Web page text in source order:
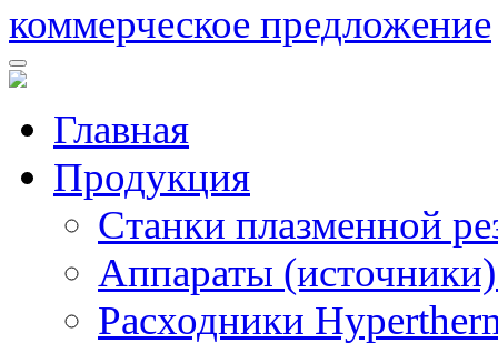
коммерческое предложение
Главная
Продукция
Станки плазменной
Аппараты
Расходники